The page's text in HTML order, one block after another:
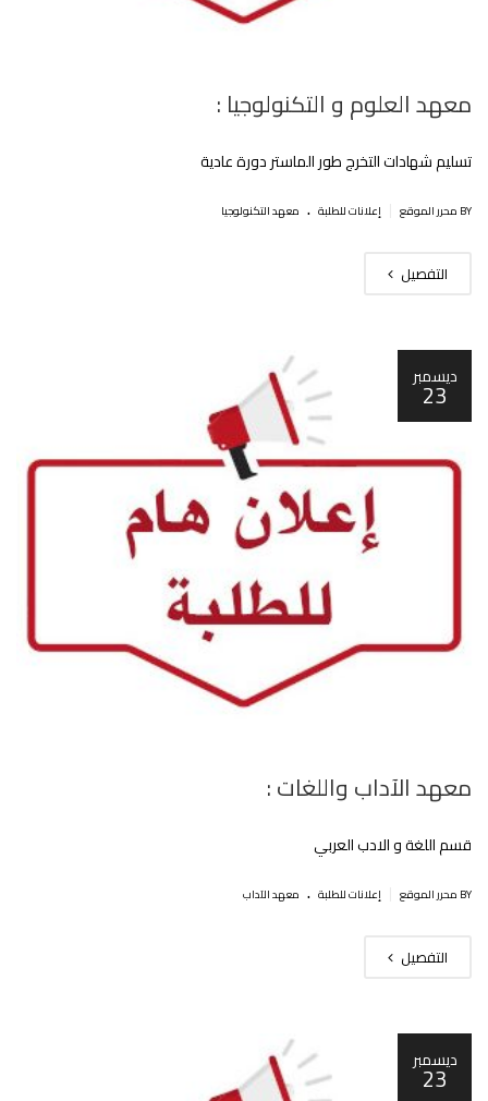
معهد العلوم و التكنولوجيا :
تسليم شهادات التخرج طور الماستر دورة عادية
BY محرر الموقع إعلانات للطلبة . معهد التكنولوجيا
التفصيل
ديسمبر
23
معهد الآداب واللغات :
قسم اللغة و الادب العربي
BY محرر الموقع إعلانات للطلبة . معهد الآداب
التفصيل
ديسمبر
23